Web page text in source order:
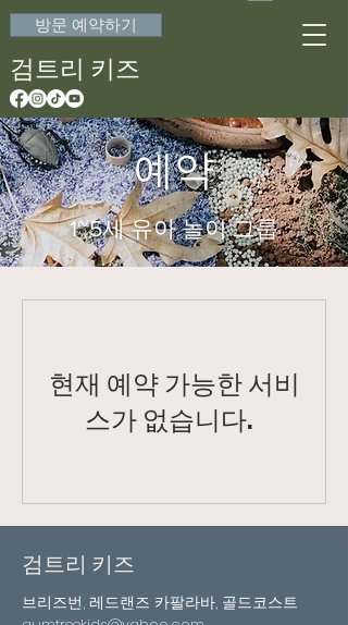
방문 예약하기
검트리 키즈
예약
1~5세 유아 놀이 그룹
현재 예약 가능한 서비
스가 없습니다.
검트리 키즈
브리즈번, 레드랜즈 카팔라바, 골드코스트